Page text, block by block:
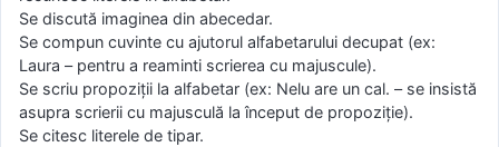
Se discută imaginea din abecedar.
Se compun cuvinte cu ajutorul alfabetarului decupat (ex:
Laura – pentru a reaminti scrierea cu majuscule).
Se scriu propoziţii la alfabetar (ex: Nelu are un cal. – se insistă
asupra scrierii cu majusculă la început de propoziţie).
Se citesc literele de tipar.